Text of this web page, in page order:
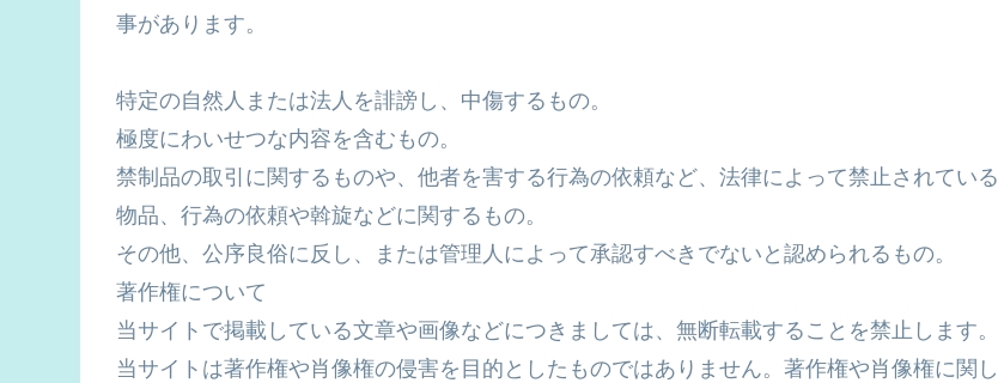
事があります。
特定の自然人または法人を誹謗し、中傷するもの。
極度にわいせつな内容を含むもの。
禁制品の取引に関するものや、他者を害する行為の依頼など、法律によって禁止されている
物品、行為の依頼や斡旋などに関するもの。
その他、公序良俗に反し、または管理人によって承認すべきでないと認められるもの。
著作権について
当サイトで掲載している文章や画像などにつきましては、無断転載することを禁止します。
当サイトは著作権や肖像権の侵害を目的としたものではありません。著作権や肖像権に関し